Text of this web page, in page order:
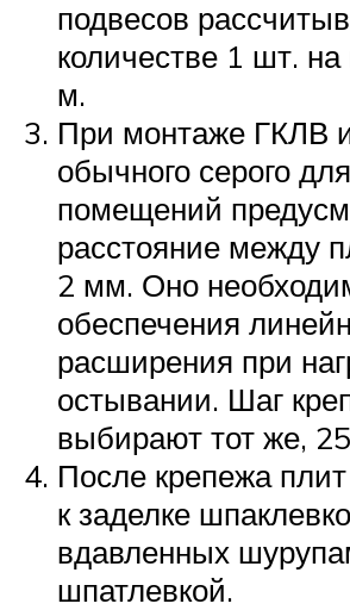
подвесов
количестве 1 шт.
м.
При монтаже ГКЛВ
обычного серого
помещений
расстояние между
2 мм. Оно
обеспечения
расширения при
остывании. Шаг
выбирают тот же,
После крепежа
к заделке
вдавленных
шпатлевкой.